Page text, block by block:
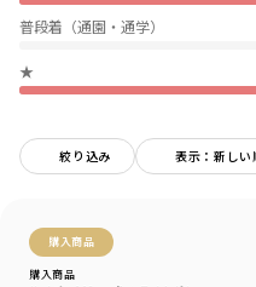
普段着（通園・通学）
★
絞り込み 表示：新しい
購入商品
購入商品
トリート」スタイルを提案します。
『Be oneself. More freely.』
自分らしく。もっと自由に。
ブランド ／aBity select
カラー
性別タイプ